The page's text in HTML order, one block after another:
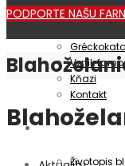
Farnosť
Vznik
Kňazi
Kontakt
Patrocínium
Životopis
PODPORTE NAŠU